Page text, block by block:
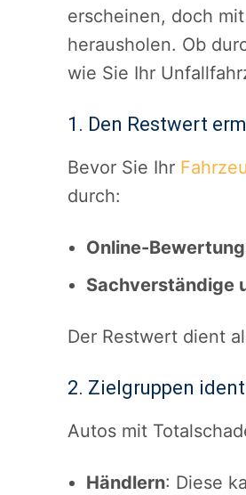
erscheinen, doch
herausholen. Ob
wie Sie Ihr
1. Den Restwert
Bevor Sie Ihr
durch:
Online-
Sachverständige
Der Restwert dient
2. Zielgruppen
Autos mit
Händlern: Diese